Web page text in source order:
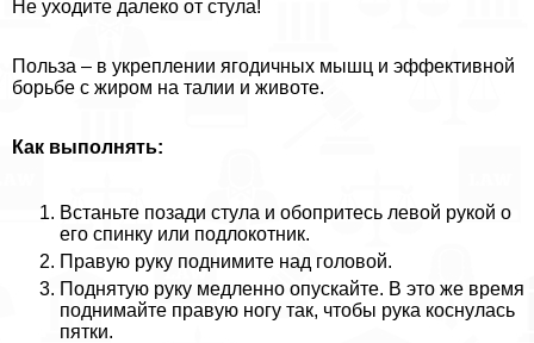
Не уходите далеко от стула!
Польза – в укреплении ягодичных мышц и эффективной
борьбе с жиром на талии и животе.
Как выполнять:
Встаньте позади стула и обопритесь левой рукой о
его спинку или подлокотник.
Правую руку поднимите над головой.
Поднятую руку медленно опускайте. В это же время
поднимайте правую ногу так, чтобы рука коснулась
пятки.